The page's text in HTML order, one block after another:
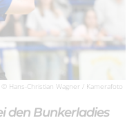
© Hans-Christian Wagner / Kamerafoto
den Bunkerladies